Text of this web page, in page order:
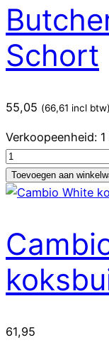
aantal
Schort
55,05 (66,61 incl btw)
Verkoopeenheid:
Butcher
Black
Denim
Toevoegen aan
61,95